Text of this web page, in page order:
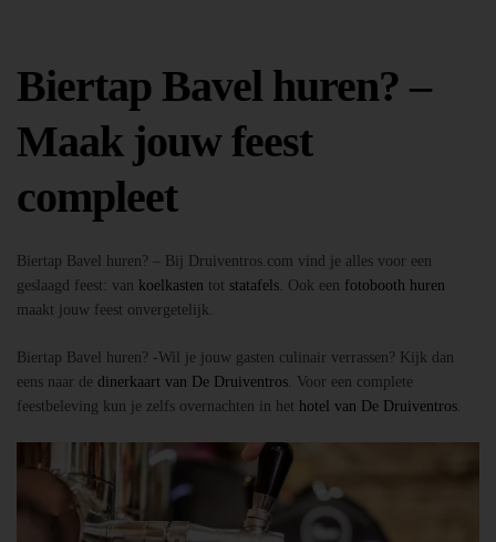
Biertap Bavel huren? –
Maak jouw feest
compleet
Biertap Bavel huren? – Bij Druiventros.com vind je alles voor een
geslaagd feest: van koelkasten tot statafels. Ook een fotobooth huren
maakt jouw feest onvergetelijk.
Biertap Bavel huren? -Wil je jouw gasten culinair verrassen? Kijk dan
eens naar de dinerkaart van De Druiventros. Voor een complete
feestbeleving kun je zelfs overnachten in het hotel van De Druiventros.